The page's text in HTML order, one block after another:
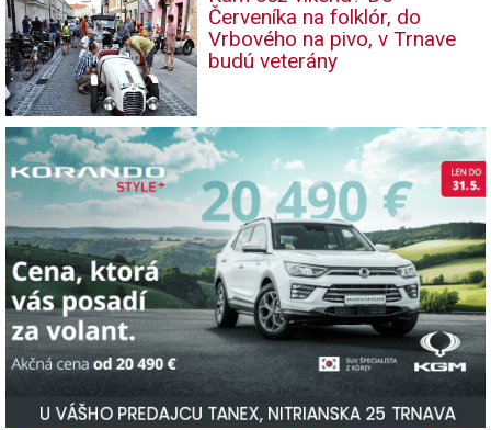
Červeníka na folklór, do
Vrbového na pivo, v Trnave
budú veterány